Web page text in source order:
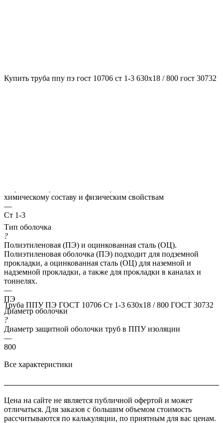
Купить труба ппу пэ гост 10706 ст 1-3 630x18 / 800 гост 30732
Труба ППУ ПЭ ГОСТ 10706 Ст 1-3 630x18 / 800 ГОСТ 30732
Диаметр трубы, мм
?
химическому составу и физическим свойствам
—
Ст 1-3
Тип оболочка
?
Полиэтиленовая (ПЭ) и оцинкованная сталь (ОЦ).
Полиэтиленовая оболочка (ПЭ) подходит для подземной
прокладки, а оцинкованная сталь (ОЦ) для наземной и
надземной прокладки, а также для прокладки в каналах и
тоннелях.
—
ПЭ
Диаметр оболочки
?
Диаметр защитной оболочки труб в ППУ изоляции
—
800
Все характеристики
Цена на сайте не является публичной офертой и может
отличаться. Для заказов с большим объемом стоимость
рассчитываются по калькуляции, по приятным для вас ценам.